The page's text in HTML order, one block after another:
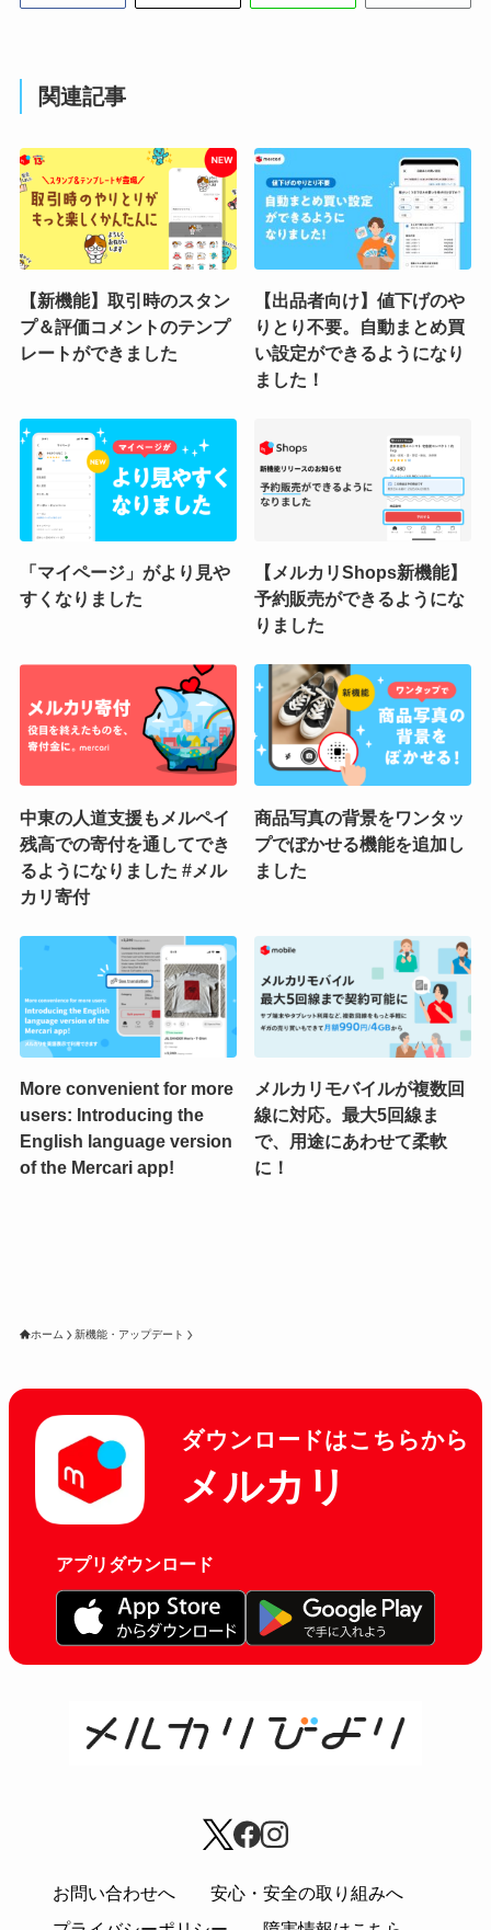
関連記事
【新機能】取引時のスタン
プ＆評価コメントのテンプ
レートができました
【出品者向け】値下げのや
りとり不要。自動まとめ買
い設定ができるようになり
ました！
「マイページ」がより見や
すくなりました
【メルカリShops新機能】
予約販売ができるようにな
りました
中東の人道支援もメルペイ
残高での寄付を通してでき
るようになりました #メル
カリ寄付
商品写真の背景をワンタッ
プでぼかせる機能を追加し
ました
More convenient for more
users: Introducing the
English language version
of the Mercari app!
メルカリモバイルが複数回
線に対応。最大5回線ま
で、用途にあわせて柔軟
に！
ホーム 新機能・アップデート
ダウンロードはこちらから
メルカリ
アプリダウンロード
お問い合わせへ
安心・安全の取り組みへ